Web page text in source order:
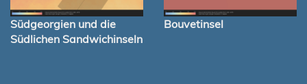
Südgeorgien und die
Südlichen Sandwichinseln
Bouvetinsel